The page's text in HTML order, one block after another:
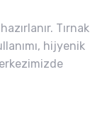
Tırnak
hijyenik